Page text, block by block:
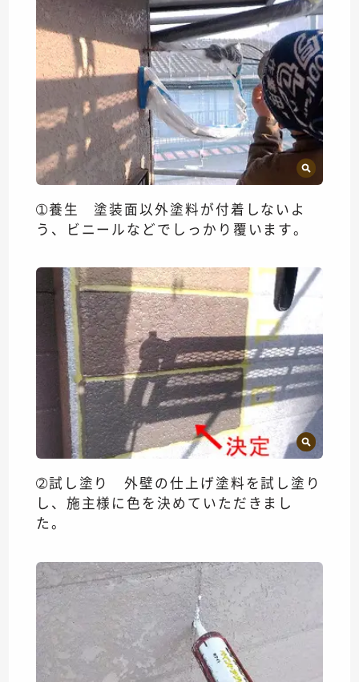
➀養生 塗装面以外塗料が付着しないよ
う、ビニールなどでしっかり覆います。
➁試し塗り 外壁の仕上げ塗料を試し塗り
し、施主様に色を決めていただきまし
た。